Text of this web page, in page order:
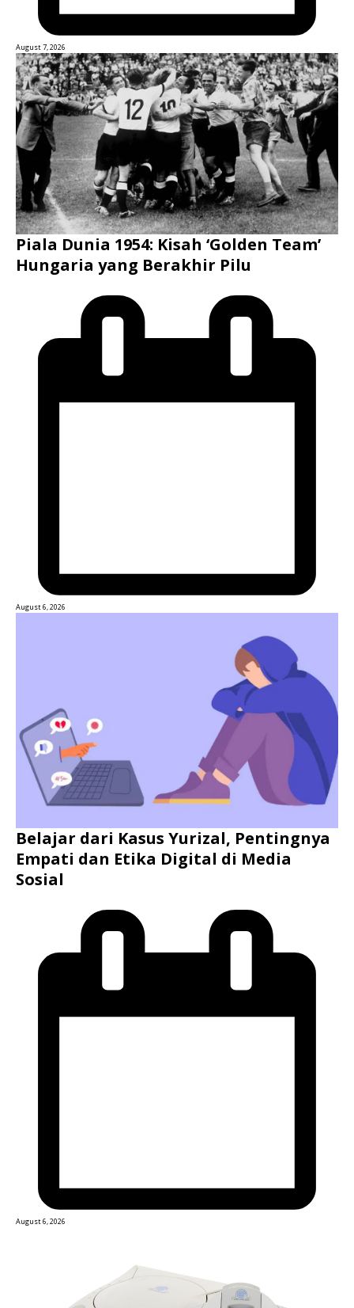
August 7, 2026
Piala Dunia 1954: Kisah ‘Golden Team’
Hungaria yang Berakhir Pilu
August 6, 2026
Belajar dari Kasus Yurizal, Pentingnya
Empati dan Etika Digital di Media
Sosial
August 6, 2026